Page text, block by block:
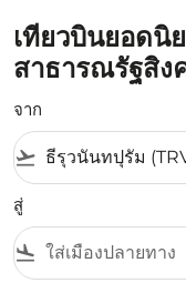
เที่ยวบินยอดนิ
สาธารณรัฐสิง
จาก
flight_takeoff
สู่
flight_land